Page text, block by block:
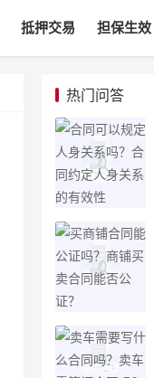
抵押交易 担保生效
热门问答